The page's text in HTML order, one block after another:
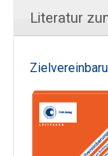
Literatur